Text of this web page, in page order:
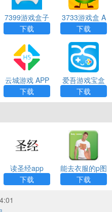
7399游戏盒子
福利版 APP
下载
3733游戏盒 A
PP
下载
云城游戏 APP
下载
爱吾游戏宝盒
2023安卓版 A
PP
下载
读圣经app
下载
能去衣服的p图
app下载
下载